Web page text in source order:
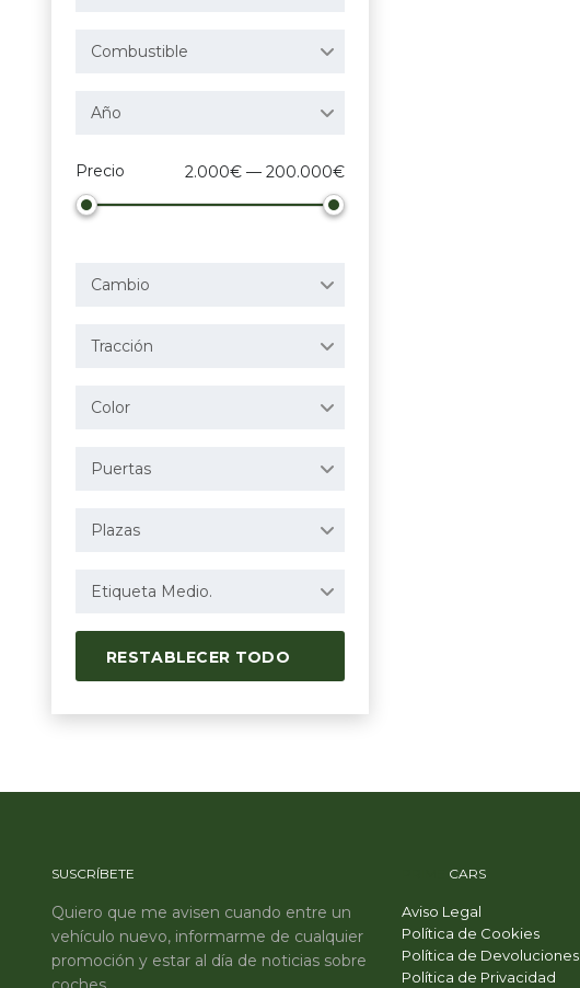
Combustible
Año
Precio 2.000€ — 200.000€
Cambio
Tracción
Color
Puertas
Plazas
Etiqueta Medio.
RESTABLECER TODO
SUSCRÍBETE
Quiero que me avisen cuando entre un
vehículo nuevo, informarme de cualquier
promoción y estar al día de noticias sobre
CARS
Aviso Legal
Política de Cookies
Política de Devoluciones
Política de Privacidad